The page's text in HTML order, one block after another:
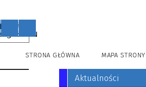
EN
STRONA GŁÓWNA MAPA STRONY
Aktualności